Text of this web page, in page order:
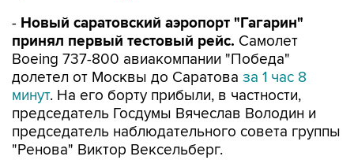
- Новый саратовский аэропорт "Гагарин"
принял первый тестовый рейс. Самолет
Boeing 737-800 авиакомпании "Победа"
долетел от Москвы до Саратова за 1 час 8
минут. На его борту прибыли, в частности,
председатель Госдумы Вячеслав Володин и
председатель наблюдательного совета группы
"Ренова" Виктор Вексельберг.